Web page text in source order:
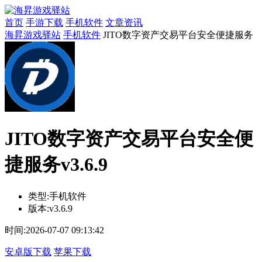
首页 手游下载 手机软件 文章资讯
海昇游戏驿站 手机软件 JITO数字资产交易平台安全便捷服务
JITO数字资产交易平台安全便
捷服务v3.6.9
类型:手机软件
版本:v3.6.9
时间:2026-07-07 09:13:42
安卓版下载 苹果下载